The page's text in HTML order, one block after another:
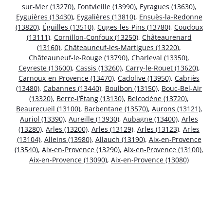
sur-Mer (13270), Fontvieille (13990), Eyragues (13630),
Eyguières (13430), Eygalières (13810), Ensuès-la-Redonne
(13820), Éguilles (13510), Cuges-les-Pins (13780), Coudoux
(13111), Cornillon-Confoux (13250), Châteaurenard
(13160), Châteauneuf-les-Martigues (13220),
Châteauneuf-le-Rouge (13790), Charleval (13350),
Ceyreste (13600), Cassis (13260), Carry-le-Rouet (13620),
Carnoux-en-Provence (13470), Cadolive (13950), Cabriès
(13480), Cabannes (13440), Boulbon (13150), Bouc-Bel-Air
(13320), Berre-l’Étang (13130), Belcodène (13720),
Beaurecueil (13100), Barbentane (13570), Aurons (13121),
Auriol (13390), Aureille (13930), Aubagne (13400), Arles
(13280), Arles (13200), Arles (13129), Arles (13123), Arles
(13104), Alleins (13980), Allauch (13190), Aix-en-Provence
(13540), Aix-en-Provence (13290), Aix-en-Provence (13100),
Aix-en-Provence (13090), Aix-en-Provence (13080)